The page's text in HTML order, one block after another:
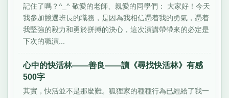
記住了嗎？^_^ 敬愛的老師、親愛的同學們： 大家好！今天
我參加競選班長的職務，是因為我相信憑着我的勇氣，憑着
我堅強的毅力和勇於拼搏的決心，這次演講帶帶來的必定是
下次的職演...
心中的快活林——善良——讀《尋找快活林》有感
500字
其實，快活並不是那麼難。狐狸家的種種行為已經給了我一